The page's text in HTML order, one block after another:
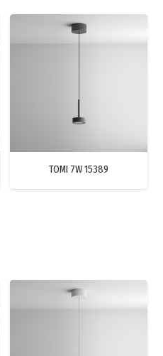
TOMI 7W 15389